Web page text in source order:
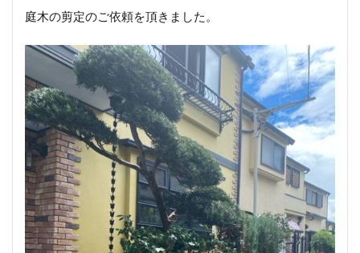
庭木の剪定のご依頼を頂きました。